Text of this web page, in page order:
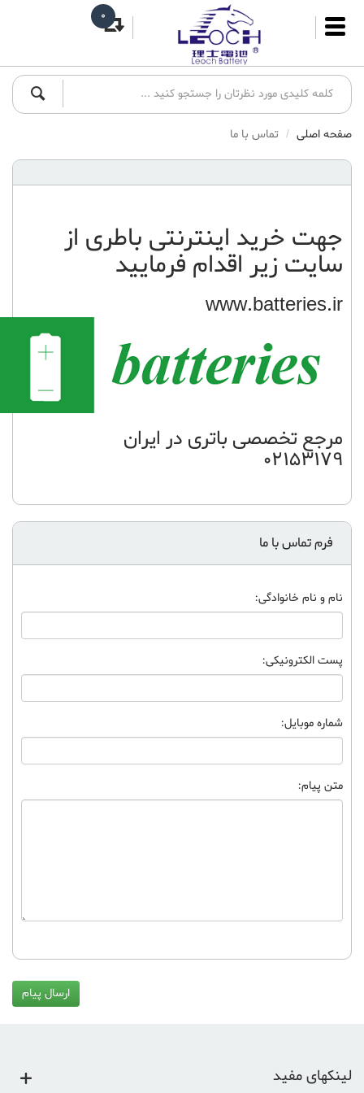
0
صفحه اصلی تماس با ما
جهت خرید اینترنتی باطریاز
سایت زیر اقدام فرمایید
www.batteries.ir
مرجع تخصصی باتری در ایران
02153179
فرم تماس با ما
نام و نام خانوادگی:
پست الکترونیکی:
شماره موبایل:
متن پیام:
ارسال پیام
لینکهای مفید